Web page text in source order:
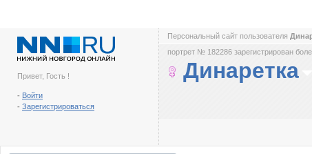
Привет, Гость !
- Войти
- Зарегистрироваться
Персональный сайт пользователя
портрет № 182286 зарегистрирован
Динаретка